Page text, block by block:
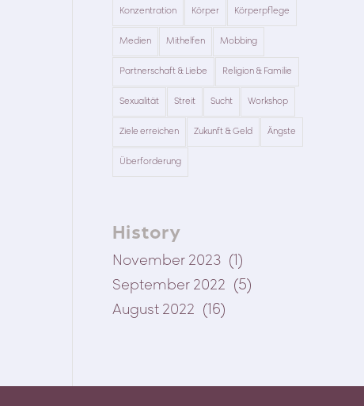
Konzentration Körper Körperpflege
Medien Mithelfen Mobbing
Partnerschaft & Liebe Religion & Familie
Sexualität Streit Sucht Workshop
Ziele erreichen Zukunft & Geld Ängste
Überforderung
History
November 2023(1)
September 2022 (5)
August 2022 (16)